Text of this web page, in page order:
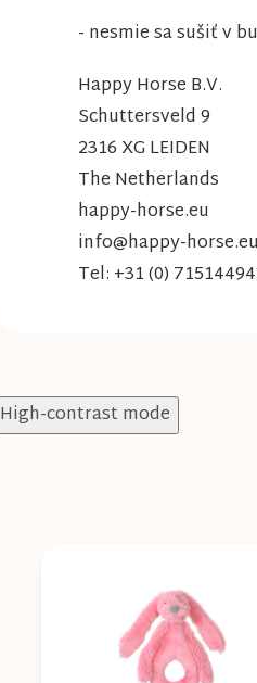
- nesmie sa sušiť v
Happy Horse B.V.
Schuttersveld 9
2316 XG LEIDEN
The Netherlands
happy-horse.eu
info@happy-horse.eu
Tel: +31 (0)
High-contrast mode